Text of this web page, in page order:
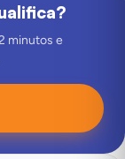
minutos e